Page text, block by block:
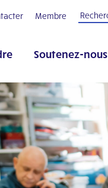
Membre
Soutenez-nous